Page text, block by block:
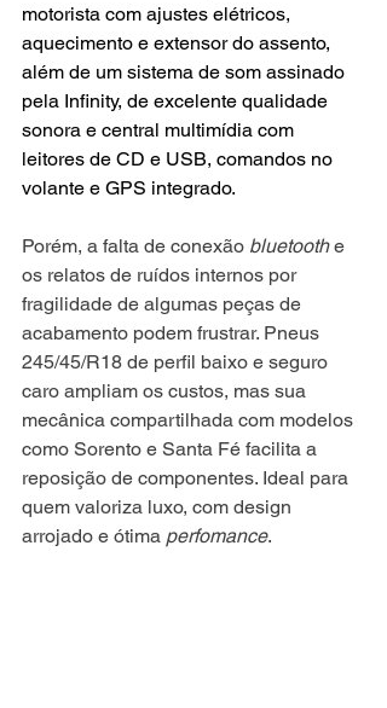
motorista com ajustes elétricos,
aquecimento e extensor do assento,
além de um sistema de som assinado
pela Infinity, de excelente qualidade
sonora e central multimídia com
leitores de CD e USB, comandos no
volante e GPS integrado.
Porém, a falta de conexão bluetooth e
os relatos de ruídos internos por
fragilidade de algumas peças de
acabamento podem frustrar. Pneus
245/45/R18 de perfil baixo e seguro
caro ampliam os custos, mas sua
mecânica compartilhada com modelos
como Sorento e Santa Fé facilita a
reposição de componentes. Ideal para
quem valoriza luxo, com design
arrojado e ótima perfomance.